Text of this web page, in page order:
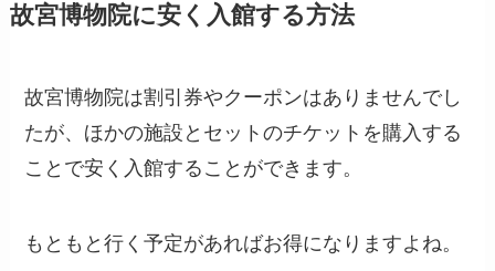
故宮博物院に安く入館する方法
故宮博物院は割引券やクーポンはありませんでし
たが、ほかの施設とセットのチケットを購入する
ことで安く入館することができます。
もともと行く予定があればお得になりますよね。